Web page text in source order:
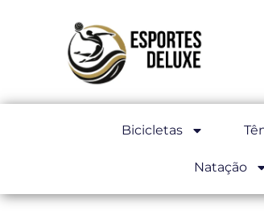
Bicicletas
Natação